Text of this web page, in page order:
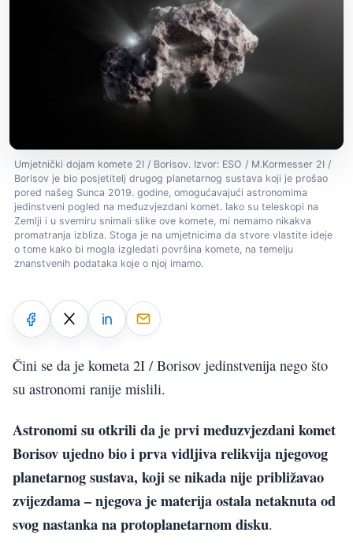
Umjetnički dojam komete 2I / Borisov. Izvor: ESO / M.Kormesser 2I /
Borisov je bio posjetitelj drugog planetarnog sustava koji je prošao
pored našeg Sunca 2019. godine, omogućavajući astronomima
jedinstveni pogled na međuzvjezdani komet. Iako su teleskopi na
Zemlji i u svemiru snimali slike ove komete, mi nemamo nikakva
promatranja izbliza. Stoga je na umjetnicima da stvore vlastite ideje
o tome kako bi mogla izgledati površina komete, na temelju
znanstvenih podataka koje o njoj imamo.
Čini se da je kometa 2I / Borisov jedinstvenija nego što
su astronomi ranije mislili.
Astronomi su otkrili da je prvi međuzvjezdani komet
Borisov ujedno bio i prva vidljiva relikvija njegovog
planetarnog sustava, koji se nikada nije približavao
zvijezdama – njegova je materija ostala netaknuta od
svog nastanka na protoplanetarnom disku.